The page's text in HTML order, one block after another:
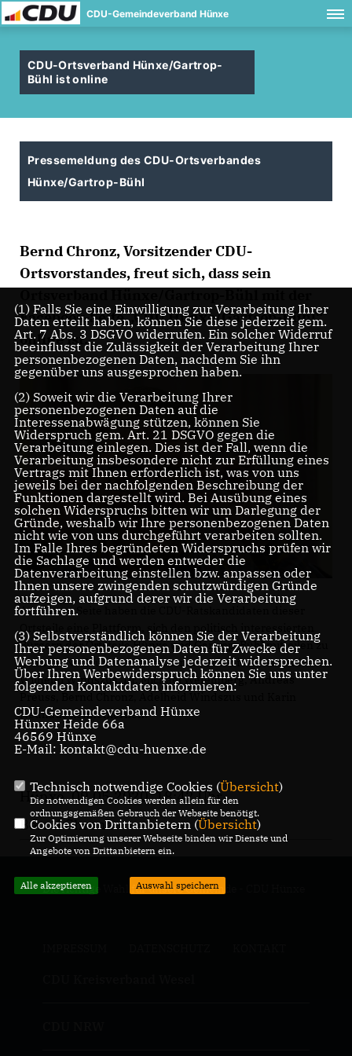
CDU-Gemeindeverband Hünxe
CDU-Ortsverband Hünxe/Gartrop-
Bühl ist online
Pressemeldung des CDU-Ortsverbandes
Hünxe/Gartrop-Bühl
Bernd Chronz, Vorsitzender CDU-
Ortsvorstandes, freut sich, dass sein
Facebook-Seite „CDU Hünxe/Gartrop-Bühl“
online ist.
Auf dieser Seite haben die CDU-Ratskandidaten dieser
Ortsteile eine Plattform, sich den politisch interessierten
Bürgern der Ortsteile Hünxe und Gartrop-Bühl mitteilen zu
können. Nach und nach, kann man dort die Ratskandidaten
Wilhelm Windszus, Dr. Michael Wefelnberg, Andreas
Preuss, Bernd Chronz, Adelheid Windszus und Karin
Neuhaus kennenlernen.
Hünxe, 09.05.2020, 18:42 Uhr
Bernd Chronz
Die richtige Wahl für unsere Gemeinde - CDU Hünxe
(1) Falls Sie eine Einwilligung zur Verarbeitung Ihrer
Daten erteilt haben, können Sie diese jederzeit gem.
Art. 7 Abs. 3 DSGVO widerrufen. Ein solcher Widerruf
beeinflusst die Zulässigkeit der Verarbeitung Ihrer
personenbezogenen Daten, nachdem Sie ihn
gegenüber uns ausgesprochen haben.
(2) Soweit wir die Verarbeitung Ihrer
personenbezogenen Daten auf die
Interessenabwägung stützen, können Sie
Widerspruch gem. Art. 21 DSGVO gegen die
Verarbeitung einlegen. Dies ist der Fall, wenn die
Verarbeitung insbesondere nicht zur Erfüllung eines
Vertrags mit Ihnen erforderlich ist, was von uns
jeweils bei der nachfolgenden Beschreibung der
Funktionen dargestellt wird. Bei Ausübung eines
solchen Widerspruchs bitten wir um Darlegung der
Gründe, weshalb wir Ihre personenbezogenen Daten
nicht wie von uns durchgeführt verarbeiten sollten.
Im Falle Ihres begründeten Widerspruchs prüfen wir
die Sachlage und werden entweder die
Datenverarbeitung einstellen bzw. anpassen oder
Ihnen unsere zwingenden schutzwürdigen Gründe
aufzeigen, aufgrund derer wir die Verarbeitung
fortführen.
(3) Selbstverständlich können Sie der Verarbeitung
Ihrer personenbezogenen Daten für Zwecke der
Werbung und Datenanalyse jederzeit widersprechen.
Über Ihren Werbewiderspruch können Sie uns unter
folgenden Kontaktdaten informieren:
CDU-Gemeindeverband Hünxe
Hünxer Heide 66a
46569 Hünxe
E-Mail: kontakt@cdu-huenxe.de
Technisch notwendige Cookies (Übersicht)
Die notwendigen Cookies werden allein für den
ordnungsgemäßen Gebrauch der Webseite benötigt.
Cookies von Drittanbietern (Übersicht)
Zur Optimierung unserer Webseite binden wir Dienste und
Angebote von Drittanbietern ein.
Alle akzeptieren Auswahl speichern